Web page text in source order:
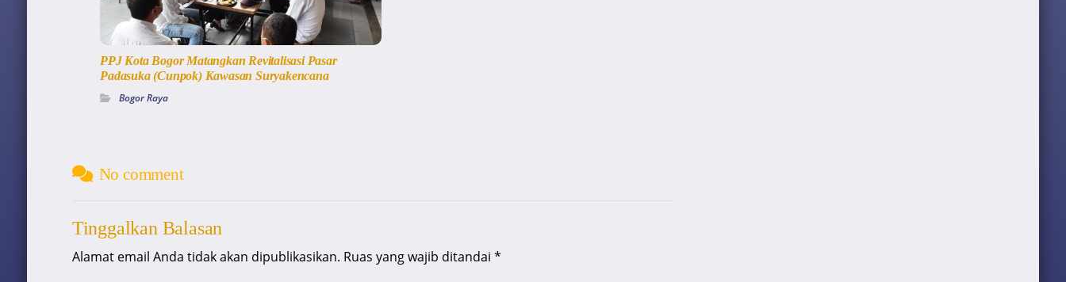
PPJ Kota Bogor Matangkan Revitalisasi Pasar
Padasuka (Cunpok) Kawasan Suryakencana
Bogor Raya
No comment
Tinggalkan Balasan
Alamat email Anda tidak akan dipublikasikan. Ruas yang wajib ditandai *